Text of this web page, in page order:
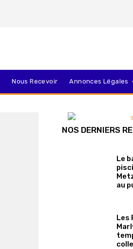
Nous Recevoir Annonces Légales
NOS DERNIERS
Le
au
Les